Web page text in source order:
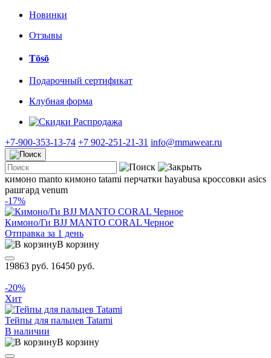
Новинки
Отзывы
Tōsō
Подарочный сертификат
Клубная форма
Распродажа
+7-900-353-13-74 +7 902-251-21-31 info@mmawear.ru
кимоно manto кимоно tatami перчатки hayabusa кроссовки asics
рашгард venum
-17%
Кимоно/Ги BJJ MANTO CORAL Черное
Отправка за 1 день
В корзину
19863 руб. 16450 руб.
-20%
Хит
Тейпы для пальцев Tatami
В наличии
В корзину